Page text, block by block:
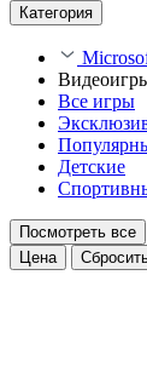
Категория
Все игры
Детские
Посмотреть все
Цена